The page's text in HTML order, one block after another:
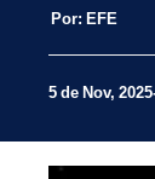
Por: EFE
5 de Nov, 2025